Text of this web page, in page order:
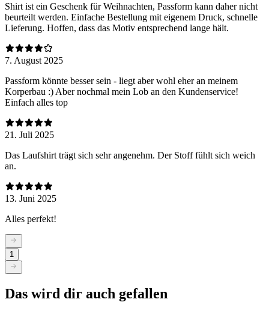
Shirt ist ein Geschenk für Weihnachten, Passform kann daher nicht
beurteilt werden. Einfache Bestellung mit eigenem Druck, schnelle
Lieferung. Hoffen, dass das Motiv entsprechend lange hält.
7. August 2025
Passform könnte besser sein - liegt aber wohl eher an meinem
Korperbau :) Aber nochmal mein Lob an den Kundenservice!
Einfach alles top
21. Juli 2025
Das Laufshirt trägt sich sehr angenehm. Der Stoff fühlt sich weich
an.
13. Juni 2025
Alles perfekt!
1
Das wird dir auch gefallen